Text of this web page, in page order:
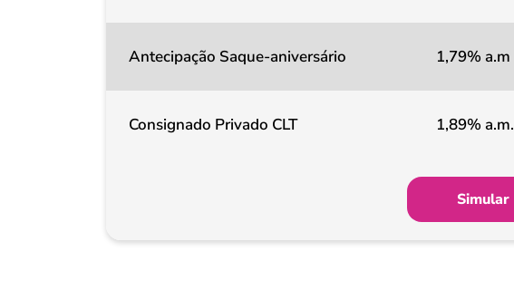
Antecipação Saque-aniversário 1,79% a.m
Consignado Privado CLT 1,89% a.m.
Simular